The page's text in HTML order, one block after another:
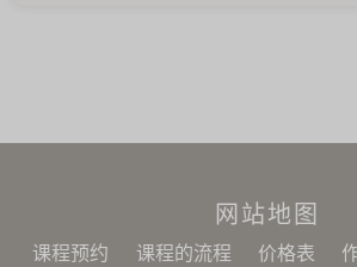
网站地图
课程预约 课程的流程 价格表